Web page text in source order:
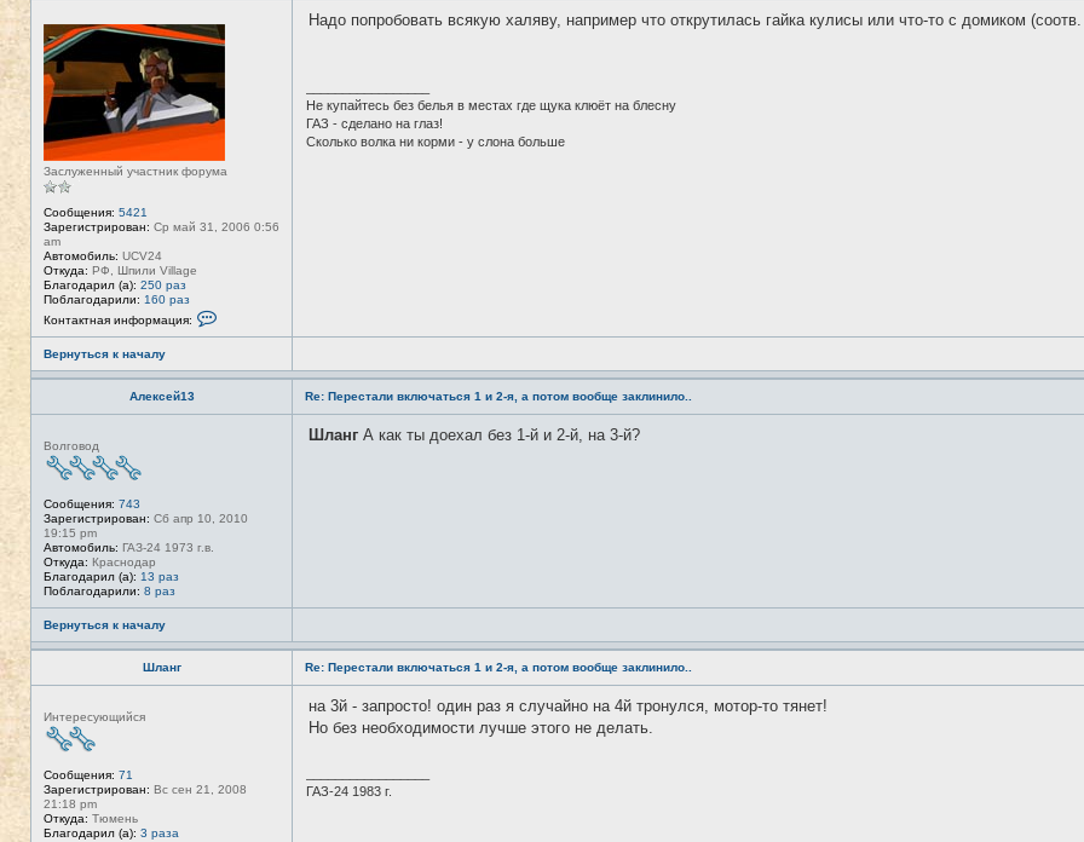
Н
е
в
с
е
и
Заслуженный участник форума
Сообщения: 5421
Зарегистрирован: Ср май 31, 2006 0:56
am
Автомобиль: UCV24
Откуда: РФ, Шпили Village
Благодарил (а): 250 раз
Поблагодарили: 160 раз
Контактная информация:
н
а
н
р
ь
в
e
Надо попробовать всякую халяву, например что открутилась гайка кулисы или что-то с домиком
Не купайтесь без белья в местах где щука клюёт на блесну
ГАЗ - сделано на глаз!
Сколько волка ни корми - у слона больше
Вернуться к началу
Алексей13
е
в
т
и
Волговод
Сообщения: 743
Зарегистрирован: Сб апр 10, 2010
19:15 pm
Автомобиль: ГАЗ-24 1973 г.в.
Откуда: Краснодар
Благодарил (а): 13 раз
Поблагодарили: 8 раз
Re: Перестали включаться 1 и 2-я, а потом вообще заклинило..
Шланг А как ты доехал без 1-й и 2-й, на 3-й?
Вернуться к началу
Шланг
е
в
т
и
Интересующийся
Сообщения: 71
Зарегистрирован: Вс сен 21, 2008
21:18 pm
Откуда: Тюмень
Благодарил (а): 3 раза
Re: Перестали включаться 1 и 2-я, а потом вообще заклинило..
на 3й - запросто! один раз я случайно на 4й тронулся, мотор-то тянет!
Но без необходимости лучше этого не делать.
ГАЗ-24 1983 г.